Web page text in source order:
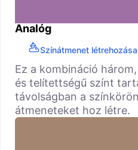
Analóg
Színátmenet létrehozása
Ez a kombináció
és telítettségű színt
távolságban a
átmeneteket hoz létre.